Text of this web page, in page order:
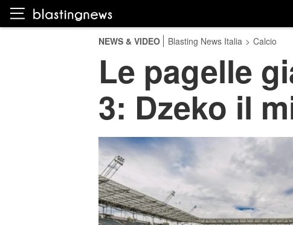
NEWS & VIDEO Blasting News Italia > Calcio
Le pagelle
3: Dzeko il